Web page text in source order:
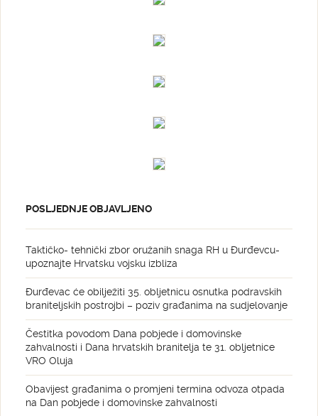
POSLJEDNJE OBJAVLJENO
Taktičko- tehnički zbor oružanih snaga RH u Đurđevcu-
upoznajte Hrvatsku vojsku izbliza
Đurđevac će obilježiti 35. obljetnicu osnutka podravskih
braniteljskih postrojbi – poziv građanima na sudjelovanje
Čestitka povodom Dana pobjede i domovinske
zahvalnosti i Dana hrvatskih branitelja te 31. obljetnice
VRO Oluja
Obavijest građanima o promjeni termina odvoza otpada
na Dan pobjede i domovinske zahvalnosti